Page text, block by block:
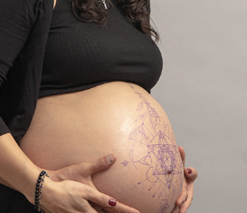
EN ESTUDIO
2024